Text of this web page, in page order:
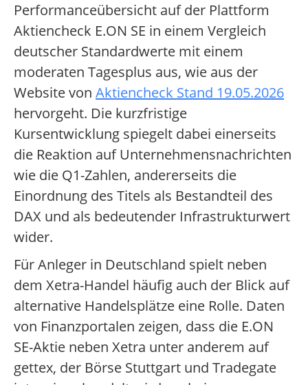
Performanceübersicht auf der Plattform
Aktiencheck E.ON SE in einem Vergleich
deutscher Standardwerte mit einem
moderaten Tagesplus aus, wie aus der
Website von Aktiencheck Stand 19.05.2026
hervorgeht. Die kurzfristige
Kursentwicklung spiegelt dabei einerseits
die Reaktion auf Unternehmensnachrichten
wie die Q1-Zahlen, andererseits die
Einordnung des Titels als Bestandteil des
DAX und als bedeutender Infrastrukturwert
wider.
Für Anleger in Deutschland spielt neben
dem Xetra-Handel häufig auch der Blick auf
alternative Handelsplätze eine Rolle. Daten
von Finanzportalen zeigen, dass die E.ON
SE-Aktie neben Xetra unter anderem auf
gettex, der Börse Stuttgart und Tradegate